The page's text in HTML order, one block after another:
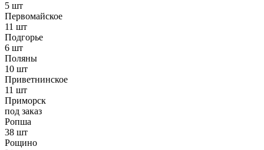
5 шт
Первомайское
11 шт
Подгорье
6 шт
Поляны
10 шт
Приветнинское
11 шт
Приморск
под заказ
Ропша
38 шт
Рощино